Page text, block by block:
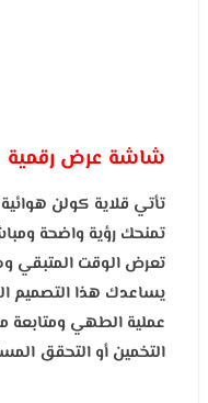
شاشة عرض رقمية
تأتي قلاية كولن
تمنحك رؤية واضحة
تعرض الوقت المتبقي
يساعدك هذا التصميم
عملية الطهي ومتابعة
التخمين أو التحقق